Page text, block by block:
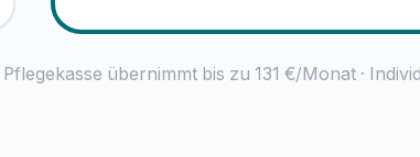
Pflegekasse übernimmt bis zu 131 €/Monat ·